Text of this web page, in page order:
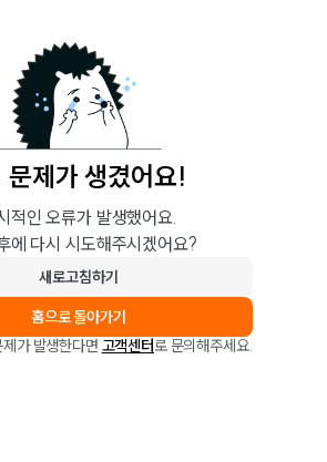
문제가 생겼어요!
적인 오류가 발생했어요.
에 다시 시도해주시겠어요?
새로고침하기
홈으로 돌아가기
가 발생한다면 고객센터로 문의해주세요.